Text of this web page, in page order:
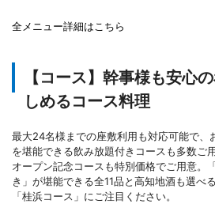
全メニュー詳細はこちら
【コース】幹事様も安心
しめるコース料理
最大24名様までの座敷利用も対応可能で、
を堪能できる飲み放題付きコースも多数ご
オープン記念コースも特別価格でご用意。
き」が堪能できる全11品と高知地酒も選べ
「桂浜コース」にご注目ください。